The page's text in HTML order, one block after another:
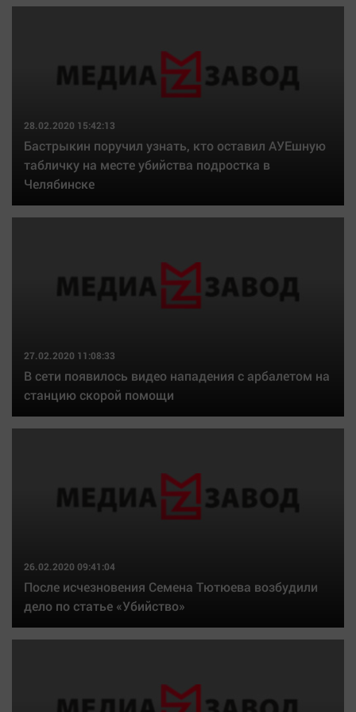
28.02.2020 15:42:13
Бастрыкин поручил узнать, кто оставил АУЕшную
табличку на месте убийства подростка в
Челябинске
27.02.2020 11:08:33
В сети появилось видео нападения с арбалетом на
станцию скорой помощи
26.02.2020 09:41:04
После исчезновения Семена Тютюева возбудили
дело по статье «Убийство»